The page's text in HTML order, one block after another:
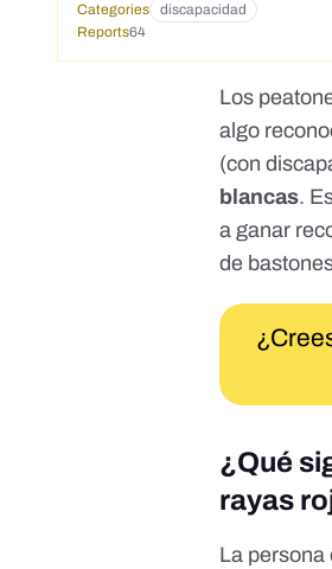
Categories
discapacidad
Reports64
Los
algo
(con
blancas.
a ganar
de
¿Qué
rayas
La persona